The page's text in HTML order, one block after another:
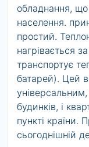
обладнання,
населення.
простий.
нагрівається
транспортує
батарей). Цей
будинків, і
пункті країни.
сьогоднішній